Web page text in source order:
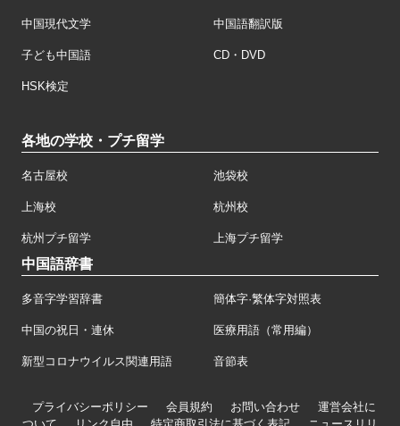
中国現代文学 中国語翻訳版
子ども中国語 CD・DVD
HSK検定
各地の学校・プチ留学
名古屋校 池袋校
上海校 杭州校
杭州プチ留学 上海プチ留学
中国語辞書
多音字学習辞書 簡体字·繁体字対照表
中国の祝日・連休 医療用語（常用編）
新型コロナウイルス関連用語 音節表
プライバシーポリシー 会員規約 お問い合わせ
運営会社に